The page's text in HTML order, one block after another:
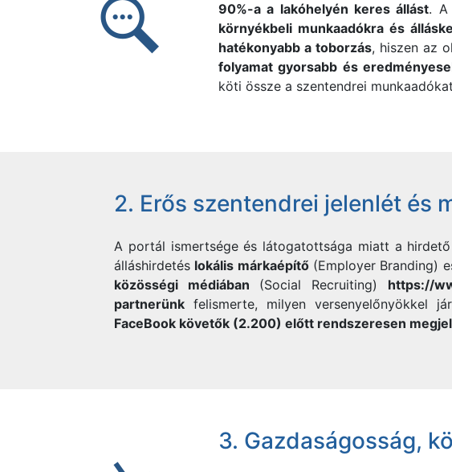
90%-a a lakóhelyén keres állást. A
környékbeli munkaadókra és
hatékonyabb a toborzás, hiszen az
folyamat gyorsabb és
köti össze a szentendrei
2. Erős szentendrei jelenlét és
A portál ismertsége és látogatottsága miatt a
álláshirdetés lokális márkaépítő(Employer Branding)
közösségi médiában (Social Recruiting) https://
partnerünk felismerte, milyen versenyelőnyökkel
FaceBook követők (2.200) előtt rendszeresen
3. Gazdaságosság,